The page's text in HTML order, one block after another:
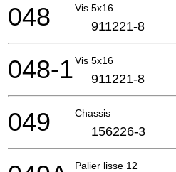
Vis 5x16
048 911221-8
Vis 5x16
048-1 911221-8
Chassis
049 156226-3
Palier lisse 12